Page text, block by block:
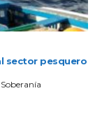
sector pesquero